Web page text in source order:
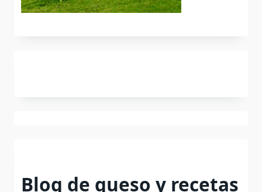
Blog de queso y recetas